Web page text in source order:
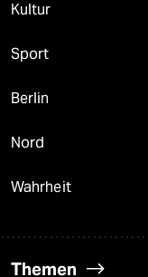
Kultur
Sport
Berlin
Nord
Wahrheit
Themen